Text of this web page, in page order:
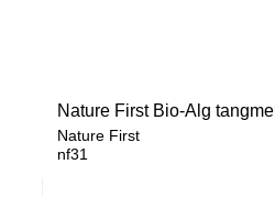
Nature First Bio-Alg tangmel
Nature First
nf31